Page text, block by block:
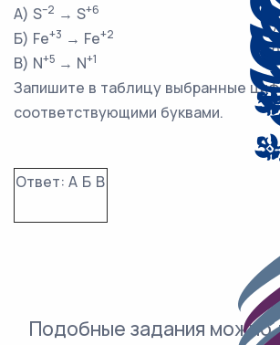
А) S–2 → S+6
Б) Fe+3 → Fe+2
В) N+5 → N+1
Запишите в таблицу выбранные
соответствующими буквами.
Ответ: А Б В
Подобные задания можно